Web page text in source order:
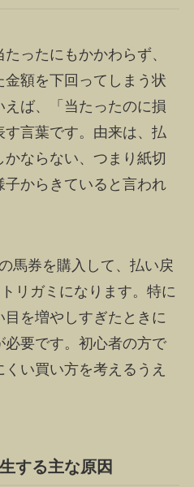
ったにもかかわらず、
額を下回ってしまう状
ば、「当たったのに損
す言葉です。由来は、払
ならない、つまり紙切
からきていると言われ
馬券を購入して、払い戻
リガミになります。特に
を増やしすぎたときに
要です。初心者の方で
い買い方を考えるうえ
する主な原因